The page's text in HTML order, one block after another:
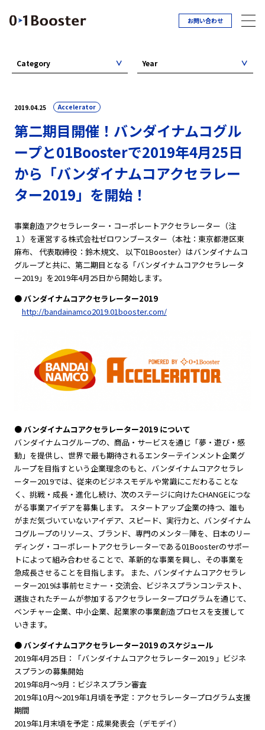
お問い合わせ
2019.04.25 Accelerator
第二期目開催！バンダイナムコグル
ープと01Boosterで2019年4月25日
から「バンダイナムコアクセラレー
ター2019」を開始！
事業創造アクセラレーター・コーポレートアクセラレーター（注
１）を運営する株式会社ゼロワンブースター（本社：東京都港区東
麻布、 代表取締役：鈴木規文、 以下01Booster）はバンダイナムコ
グループと共に、第二期目となる「バンダイナムコアクセラレータ
ー2019」を2019年4月25日から開始します。
● バンダイナムコアクセラレーター2019
http://bandainamco2019.01booster.com/
● バンダイナムコアクセラレーター2019 について
バンダイナムコグループの、商品・サービスを通じ「夢・遊び・感
動」を提供し、世界で最も期待されるエンターテインメント企業グ
ループを目指すという企業理念のもと、バンダイナムコアクセラレ
ーター2019では、従来のビジネスモデルや常識にこだわることな
く、挑戦・成長・進化し続け、次のステージに向けたCHANGEにつな
がる事業アイデアを募集します。 スタートアップ企業の持つ、誰も
がまだ気づいていないアイデア、スピード、実行力と、バンダイナム
コグループのリソース、ブランド、専門のメンタ―陣を、日本のリー
ディング・コーポレートアクセラレーターである01Boosterのサポー
トによって組み合わせることで、革新的な事業を興し、その事業を
急成長させることを目指します。 また、バンダイナムコアクセラレ
ーター2019は事前セミナー・交流会、ビジネスプランコンテスト、
選抜されたチームが参加するアクセラレータープログラムを通じて、
ベンチャー企業、中小企業、起業家の事業創造プロセスを支援して
いきます。
● バンダイナムコアクセラレーター2019 のスケジュール
2019年4月25日：「バンダイナムコアクセラレーター2019 」ビジネ
スプランの募集開始
2019年8月〜9月：ビジネスプラン審査
2019年10月〜2019年1月頃を予定：アクセラレータープログラム支援
期間
2019年1月末頃を予定：成果発表会（デモデイ）
Category Year